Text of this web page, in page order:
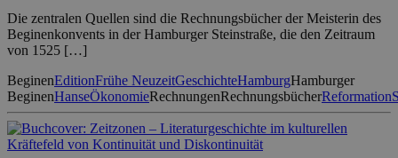
Die zentralen Quellen sind die Rechnungsbücher der Meisterin des
Beginenkonvents in der Hamburger Steinstraße, die den Zeitraum
von 1525 […]
BeginenEditionFrühe NeuzeitGeschichteHamburgHamburger
BeginenHanseÖkonomieRechnungenRechnungsbücherReformation